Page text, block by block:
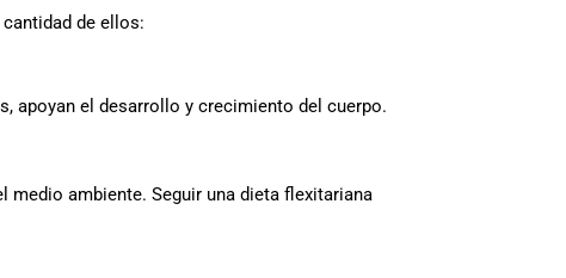
de ellos:
apoyan el desarrollo y crecimiento del cuerpo.
medio ambiente. Seguir una dieta flexitariana